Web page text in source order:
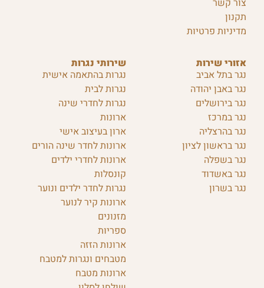
שירותי נגרות
נגרות בהתאמה אישית
נגרות לבית
נגרות לחדרי שינה
ארונות
ארון בעיצוב אישי
ארונות לחדר שינה הורים
ארונות לחדרי ילדים
קונסלות
נגרות לחדר ילדים ונוער
ארונות קיר לנוער
מזנונים
ספריות
ארונות הזזה
מטבחים ונגרות למטבח
ארונות מטבח
אזורי שירות
נגר בתל אביב
נגר באבן יהודה
נגר בירושלים
נגר במרכז
נגר בהרצליה
נגר בראשון לציון
נגר בשפלה
נגר באשדוד
נגר בשרון
תקנון
מדיניות פרטיות